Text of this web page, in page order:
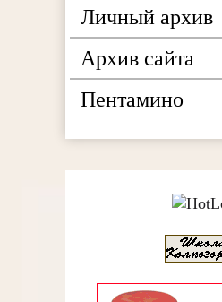
Личный архив
Архив сайта
Пентамино